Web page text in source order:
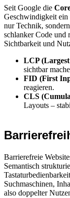
Seit Google die
Geschwindigkeit
nur Technik,
schlanker Code und
Sichtbarkeit und
LCP
sichtbar
FID (First
reagieren.
CLS
Layouts –
Barrierefreie
Semantisch
Suchmaschinen,
also doppelter